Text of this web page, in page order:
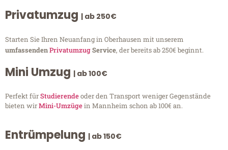
Privatumzug | ab 250€
Starten Sie Ihren Neuanfang in Oberhausen mit unserem
umfassendenPrivatumzugService, der bereits ab 250€ beginnt.
Mini Umzug | ab 100€
Perfekt fürStudierendeoder den Transport weniger Gegenstände
bieten wirMini-Umzügein Mannheim schon ab 100€ an.
Entrümpelung | ab 150€